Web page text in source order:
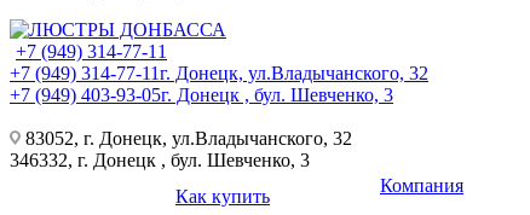
+7 (949) 314-77-11
+7 (949) 314-77-11г. Донецк, ул.Владычанского, 32
+7 (949) 403-93-05г. Донецк , бул. Шевченко, 3
83052, г. Донецк, ул.Владычанского, 32
346332, г. Донецк , бул. Шевченко, 3
Как купить
Компания